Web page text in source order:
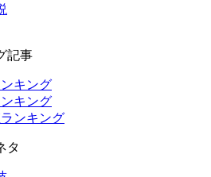
記事
キング
キング
ンキング
タ